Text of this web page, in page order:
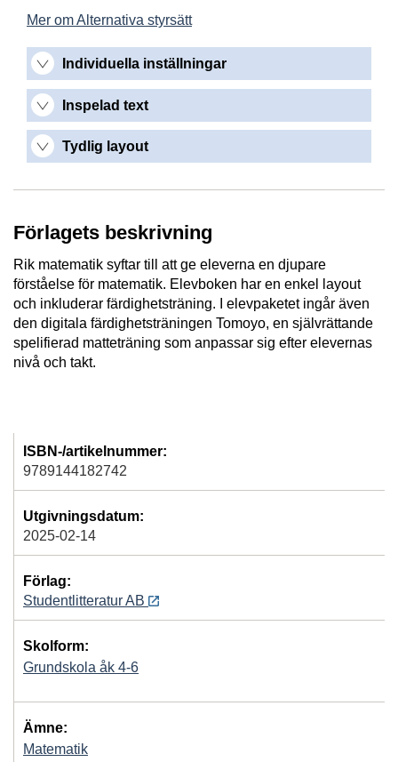
Mer om Alternativa styrsätt
Individuella inställningar
Inspelad text
Tydlig layout
Förlagets beskrivning
Rik matematik syftar till att ge eleverna en djupare
förståelse för matematik. Elevboken har en enkel layout
och inkluderar färdighetsträning. I elevpaketet ingår även
den digitala färdighetsträningen Tomoyo, en självrättande
spelifierad matteträning som anpassar sig efter elevernas
nivå och takt.
ISBN-/artikelnummer:
9789144182742
Utgivningsdatum:
2025-02-14
Förlag:
Studentlitteratur AB
Skolform:
Grundskola åk 4-6
Ämne:
Matematik